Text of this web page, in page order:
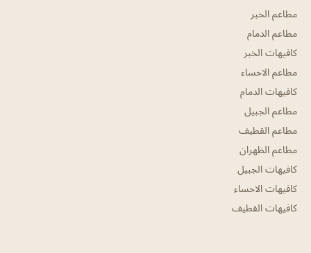
مطاعم الخبر
مطاعم الدمام
كافيهات الخبر
مطاعم الاحساء
كافيهات الدمام
مطاعم الجبيل
مطاعم القطيف
مطاعم الظهران
كافيهات الجبيل
كافيهات الاحساء
كافيهات القطيف